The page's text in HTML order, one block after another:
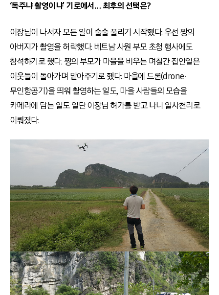
‘독주냐 촬영이냐’ 기로에서… 최후의 선택은?
이장님이 나서자 모든 일이 술술 풀리기 시작했다. 우선 짱의
아버지가 촬영을 허락했다. 베트남 사원 부모 초청 행사에도
참석하기로 했다. 짱의 부모가 마을을 비우는 며칠간 집안일은
이웃들이 돌아가며 맡아주기로 했다. 마을에 드론(drone∙
무인항공기)을 띄워 촬영하는 일도, 마을 사람들의 모습을
카메라에 담는 일도 일단 이장님 허가를 받고 나니 일사천리로
이뤄졌다.